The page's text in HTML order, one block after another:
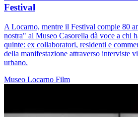
Festival
A Locarno, mentre il Festival compie 80
nostra" al Museo Casorella dà voce a chi
quinte: ex collaboratori, residenti e
della manifestazione attraverso interviste
urbano.
Museo Locarno Film